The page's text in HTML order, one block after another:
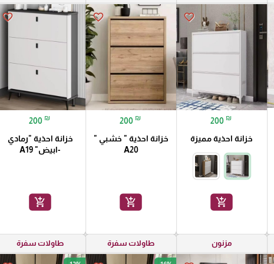
favorite_border
200 ₪
خزانة احذية مميزة
add_shopping_cart
favorite_border
200 ₪
خزانة احذية " خشبي "
A20
add_shopping_cart
favorite_border
200 ₪
خزانة احذية "رمادي
-ابيض" A19
add_shopping_cart
مزنون طاولات سفرة طاولات سفرة